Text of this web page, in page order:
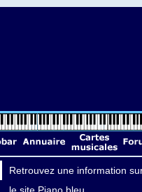
Retrouvez une information